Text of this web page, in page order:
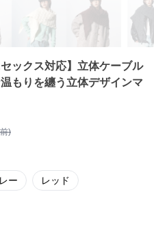
ックス対応】立体ケーブル
もりを纏う立体デザインマ
)
ー レッド